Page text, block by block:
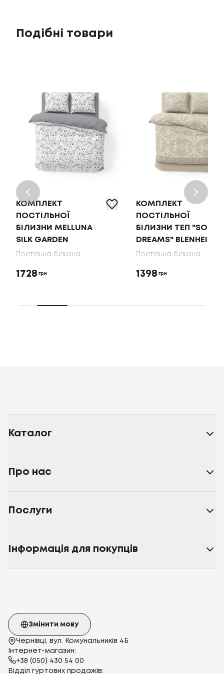
Подібні товари
КОМПЛЕКТ
ПОСТІЛЬНОЇ
БІЛИЗНИ MELLUNA
SILK GARDEN
Постільна білизна
1728 грн
КОМПЛЕКТ
ПОСТІЛЬНОЇ
БІЛИЗНИ ТЕП "SOFT
DREAMS" BLENHEIM
Постільна білизна
1398 грн
Каталог
Про нас
Послуги
Інформація для покупців
Чернівці, вул. Комунальників 4Б
Інтернет-магазин:
+38 (050) 430 54 00
Відділ гуртових продажів:
Змінити мову